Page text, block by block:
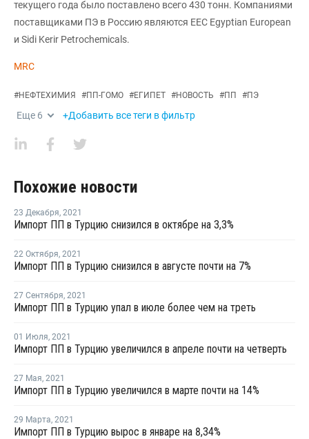
текущего года было поставлено всего 430 тонн. Компаниями
поставщиками ПЭ в Россию являются EEC Egyptian European
и Sidi Kerir Petrochemicals.
MRC
#НЕФТЕХИМИЯ #ПП-ГОМО #ЕГИПЕТ #НОВОСТЬ #ПП #ПЭ
Еще 6 +Добавить все теги в фильтр
Похожие новости
23 Декабря, 2021
Импорт ПП в Турцию снизился в октябре на 3,3%
22 Октября, 2021
Импорт ПП в Турцию снизился в августе почти на 7%
27 Сентября, 2021
Импорт ПП в Турцию упал в июле более чем на треть
01 Июля, 2021
Импорт ПП в Турцию увеличился в апреле почти на четверть
27 Мая, 2021
Импорт ПП в Турцию увеличился в марте почти на 14%
29 Марта, 2021
Импорт ПП в Турцию вырос в январе на 8,34%